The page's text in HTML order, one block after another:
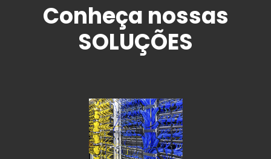
Conheça nossas
SOLUÇÕES